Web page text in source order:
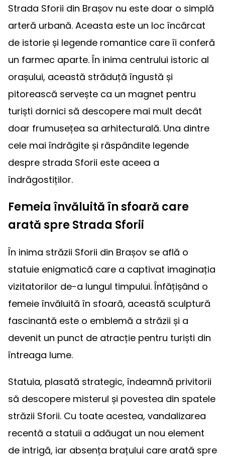
Strada Sforii din Brașov nu este doar o simplă
arteră urbană. Aceasta este un loc încărcat
de istorie și legende romantice care îi conferă
un farmec aparte. În inima centrului istoric al
orașului, această străduță îngustă și
pitorească servește ca un magnet pentru
turiști dornici să descopere mai mult decât
doar frumusețea sa arhitecturală. Una dintre
cele mai îndrăgite și răspândite legende
despre strada Sforii este aceea a
îndrăgostiților.
Femeia învăluită în sfoară care
arată spre Strada Sforii
În inima străzii Sforii din Brașov se află o
statuie enigmatică care a captivat imaginația
vizitatorilor de-a lungul timpului. Înfățișând o
femeie învăluită în sfoară, această sculptură
fascinantă este o emblemă a străzii și a
devenit un punct de atracție pentru turiști din
întreaga lume.
Statuia, plasată strategic, îndeamnă privitorii
să descopere misterul și povestea din spatele
străzii Sforii. Cu toate acestea, vandalizarea
recentă a statuii a adăugat un nou element
de intrigă, iar absența brațului care arată spre